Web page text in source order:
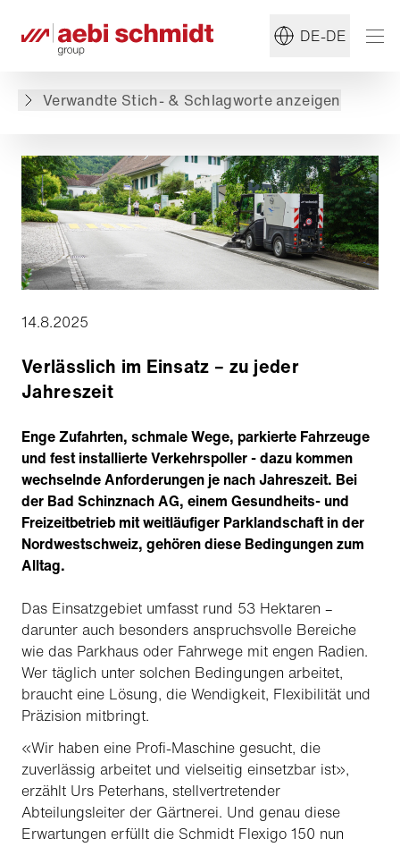
DE-DE
Verwandte Stich- & Schlagworte anzeigen
#Kommunaldienst
14.8.2025
Verlässlich im Einsatz – zu jeder
Jahreszeit
Enge Zufahrten, schmale Wege, parkierte Fahrzeuge
und fest installierte Verkehrspoller - dazu kommen
wechselnde Anforderungen je nach Jahreszeit. Bei
der Bad Schinznach AG, einem Gesundheits- und
Freizeitbetrieb mit weitläufiger Parklandschaft in der
Nordwestschweiz, gehören diese Bedingungen zum
Alltag.
Das Einsatzgebiet umfasst rund 53 Hektaren –
darunter auch besonders anspruchsvolle Bereiche
wie das Parkhaus oder Fahrwege mit engen Radien.
Wer täglich unter solchen Bedingungen arbeitet,
braucht eine Lösung, die Wendigkeit, Flexibilität und
Präzision mitbringt.
«Wir haben eine Profi-Maschine gesucht, die
zuverlässig arbeitet und vielseitig einsetzbar ist»,
erzählt Urs Peterhans, stellvertretender
Abteilungsleiter der Gärtnerei. Und genau diese
Erwartungen erfüllt die Schmidt Flexigo 150 nun